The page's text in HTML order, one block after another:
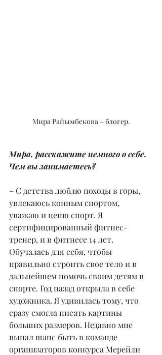
Мира Райымбекова – блогер.
Мира, расскажите немного о себе.
Чем вы занимаетесь?
– С детства люблю походы в горы,
увлекаюсь конным спортом,
уважаю и ценю спорт. Я
сертифицированный фитнес-
тренер, и в фитнесе 14 лет.
Обучалась для себя, чтобы
правильно строить свое тело и в
дальнейшем помочь своим детям в
спорте. Год назад открыла в себе
художника. Я удивилась тому, что
сразу смогла писать картины
больших размеров. Недавно мне
выпал шанс быть в команде
организаторов конкурса Мерейли